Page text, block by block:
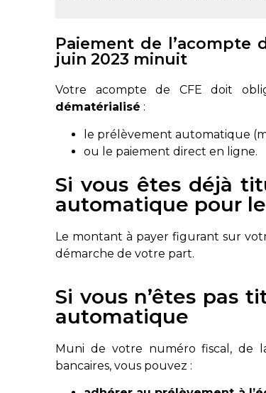
Paiement de l’acompte
juin 2023 minuit
Votre acompte de CFE doit
dématérialisé :
le prélèvement automatique
ou le paiement direct en ligne.
Si vous êtes déjà
automatique pour
Le montant à payer figurant sur
démarche de votre part.
Si vous n’êtes pas
automatique
Muni de votre numéro fiscal, de
bancaires, vous pouvez :